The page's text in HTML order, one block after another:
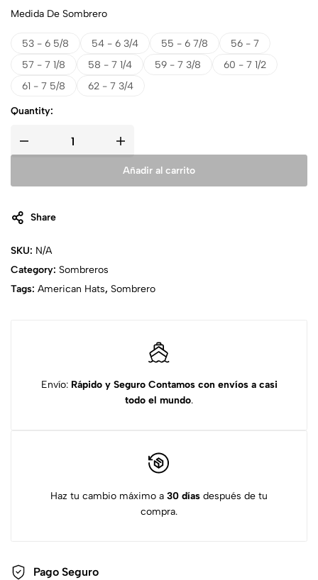
Medida De Sombrero
53 - 6 5/8 54 - 6 3/4 55 - 6 7/8
56 - 7
57 - 7 1/8
58 - 7 1/4 59 - 7 3/8
60 - 7 1/2
61 - 7 5/8
62 - 7 3/4
Quantity:
Añadir al carrito
Share
SKU: N/A
Category: Sombreros
Tags: American Hats, Sombrero
Envío: Rápido y Seguro Contamos con envíos a casi
todo el mundo.
Haz tu cambio máximo a 30 días después de tu
compra.
Pago Seguro